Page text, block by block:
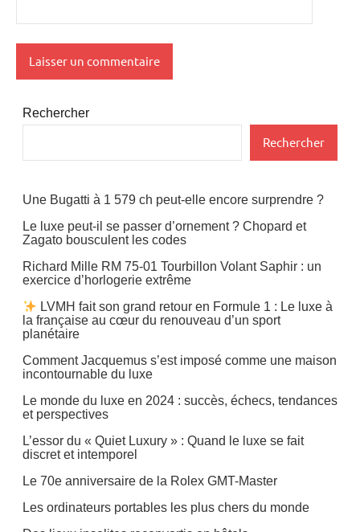
Rechercher
Rechercher
Une Bugatti à 1 579 ch peut-elle encore surprendre ?
Le luxe peut-il se passer d’ornement ? Chopard et
Zagato bousculent les codes
Richard Mille RM 75-01 Tourbillon Volant Saphir : un
exercice d’horlogerie extrême
LVMH fait son grand retour en Formule 1 : Le luxe à
la française au cœur du renouveau d’un sport
planétaire
Comment Jacquemus s’est imposé comme une maison
incontournable du luxe
Le monde du luxe en 2024 : succès, échecs, tendances
et perspectives
L’essor du « Quiet Luxury » : Quand le luxe se fait
discret et intemporel
Le 70e anniversaire de la Rolex GMT-Master
Les ordinateurs portables les plus chers du monde